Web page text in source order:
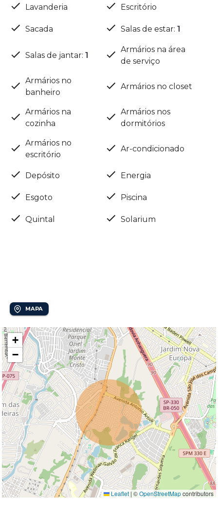
Lavanderia Escritório
Sacada Salas de estar: 1
Salas de jantar: 1
Armários na área
de serviço
Armários no
banheiro
Armários no closet
Armários na
cozinha
Armários nos
dormitórios
Armários no
escritório
Ar-condicionado
Depósito Energia
Esgoto Piscina
Quintal Solarium
MAPA
+
−
Leaflet | ©OpenStreetMapcontributors